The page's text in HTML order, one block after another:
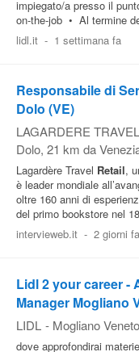
impiegato/a presso il
on-the-job • Al termine
lidl.it - 1 settimana fa
Responsabile di
Dolo (VE)
LAGARDERE
Dolo, 21 km da
Lagardère Travel Retail,
è leader mondiale
oltre 160 anni di
del primo bookstore nel
intervieweb.it - 2 giorni fa
Lidl 2 your career -
Manager Mogliano
LIDL - Mogliano Veneto
dove approfondirai